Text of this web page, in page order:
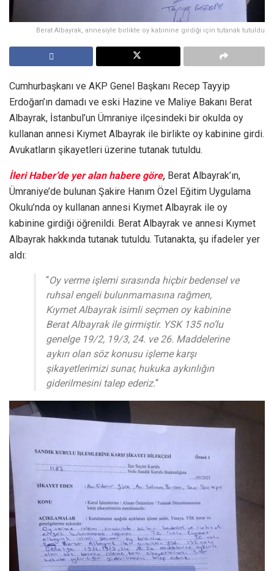
Berat Albayrak, annesiyle birlikte oy kabinine girdiği için tutanak tutuldu
Cumhurbaşkanı ve AKP Genel Başkanı Recep Tayyip
Erdoğan’ın damadı ve eski Hazine ve Maliye Bakanı Berat
Albayrak, İstanbul’un Ümraniye ilçesindeki bir okulda oy
kullanan annesi Kıymet Albayrak ile birlikte oy kabinine girdi.
Avukatların şikayetleri üzerine tutanak tutuldu.
İleri Haber’de yer alan habere göre, Berat Albayrak’ın,
Ümraniye’de bulunan Şakire Hanım Özel Eğitim Uygulama
Okulu’nda oy kullanan annesi Kıymet Albayrak ile oy
kabinine girdiği öğrenildi. Berat Albayrak ve annesi Kıymet
Albayrak hakkında tutanak tutuldu. Tutanakta, şu ifadeler yer
aldı:
“Oy verme işlemi sırasında hiçbir bedensel ve
ruhsal engeli bulunmamasına rağmen,
Kıymet Albayrak isimli seçmen oy kabinine
Berat Albayrak ile girmiştir. YSK 135 no’lu
genelge 19/2, 19/3, 24. ve 26. Maddelerine
aykırı olan söz konusu işleme karşı
şikayetlerimizi sunar, hukuka aykırılığın
giderilmesini talep ederiz.“